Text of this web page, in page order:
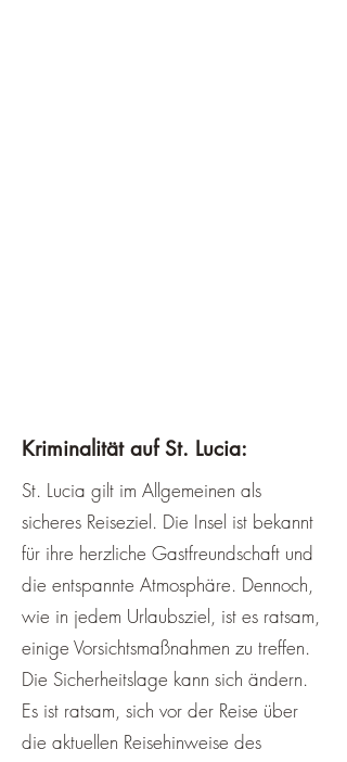
Kriminalität auf St. Lucia:
St. Lucia gilt im Allgemeinen als
sicheres Reiseziel. Die Insel ist bekannt
für ihre herzliche Gastfreundschaft und
die entspannte Atmosphäre. Dennoch,
wie in jedem Urlaubsziel, ist es ratsam,
einige Vorsichtsmaßnahmen zu treffen.
​Die Sicherheitslage kann sich ändern.
Es ist ratsam, sich vor der Reise über
die aktuellen Reisehinweise des